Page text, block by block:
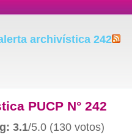
archivística 242
PUCP N° 242
3.1/5.0 (130 votos)